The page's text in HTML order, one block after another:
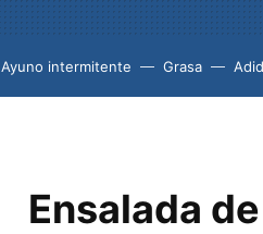
Ayuno intermitente Grasa
Ensalada